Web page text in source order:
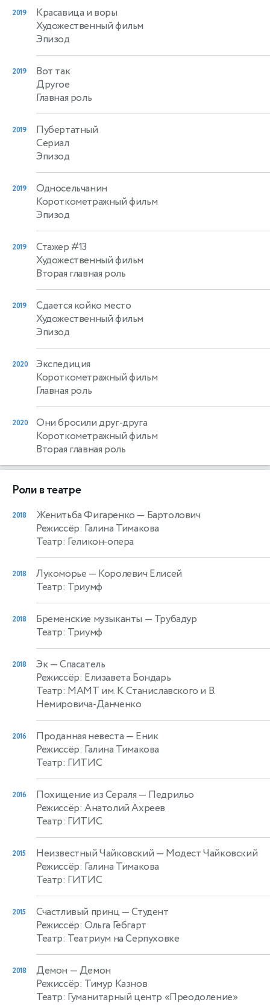
2019
Красавица и воры
Художественный фильм
Эпизод
2019
Вот так
Другое
Главная роль
2019
Пубертатный
Сериал
Эпизод
2019
Односельчанин
Короткометражный фильм
Эпизод
2019
Стажер #13
Художественный фильм
Вторая главная роль
2019
Сдается койко место
Художественный фильм
Эпизод
2020
Экспедиция
Короткометражный фильм
Главная роль
2020
Они бросили друг-друга
Короткометражный фильм
Вторая главная роль
Роли в театре
2018 Женитьба Фигаренко — Бартолович
Режиссёр: Галина Тимакова
Театр: Геликон-опера
2018 Лукоморье — Королевич Елисей
Театр: Триумф
2018 Бременские музыканты — Трубадур
Театр: Триумф
2018 Эк— Спасатель
Режиссёр: Елизавета Бондарь
Театр: МАМТ им. К. Станиславского и В.
Немировича-Данченко
2016 Проданная невеста — Еник
Режиссёр: Галина Тимакова
Театр: ГИТИС
2016 Похищение из Сераля — Педрильо
Режиссёр: Анатолий Ахреев
Театр: ГИТИС
2015 Неизвестный Чайковский — Модест Чайковский
Режиссёр: Галина Тимакова
Театр: ГИТИС
2015 Счастливый принц — Студент
Режиссёр: Ольга Гебгарт
Театр: Театриум на Серпуховке
2018 Демон — Демон
Режиссёр: Тимур Казнов
Театр: Гуманитарный центр «Преодоление»